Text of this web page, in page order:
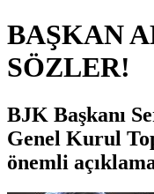
BAŞKAN
SÖZLER!
BJK Başkanı
Genel Kurul
önemli